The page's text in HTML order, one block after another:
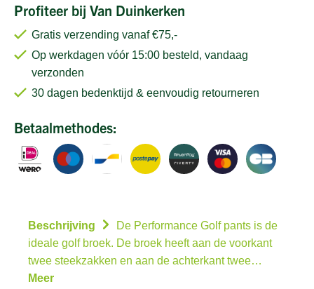
Profiteer bij Van Duinkerken
Gratis verzending vanaf €75,-
Op werkdagen vóór 15:00 besteld, vandaag
verzonden
30 dagen bedenktijd & eenvoudig retourneren
Betaalmethodes:
Beschrijving
De Performance Golf pants is de
ideale golf broek. De broek heeft aan de voorkant
twee steekzakken en aan de achterkant twee…
Meer